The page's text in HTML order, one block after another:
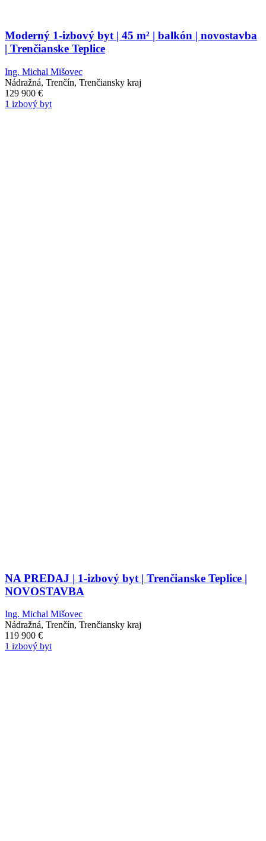
Moderný 1-izbový byt | 45 m² | balkón | novostavba
| Trenčianske Teplice
Ing. Michal Mišovec
Nádražná, Trenčín, Trenčiansky kraj
129 900 €
1 izbový byt
NA PREDAJ | 1-izbový byt | Trenčianske Teplice |
NOVOSTAVBA
Ing. Michal Mišovec
Nádražná, Trenčín, Trenčiansky kraj
119 900 €
1 izbový byt